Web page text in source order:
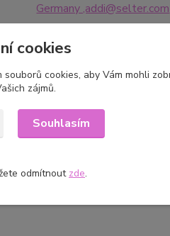
Germany ,addi@selter.com
ZLATÉ 60 cm
cookies
souborů cookies, aby Vám mohli
zájmů.
Souhlasím
odmítnout zde.